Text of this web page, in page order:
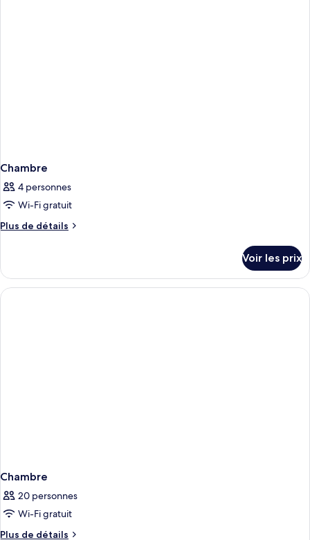
Chambre
4 personnes
Wi-Fi gratuit
Plus de détails
Plus
le
type
de
Voir les prix
Chambre
20 personnes
Wi-Fi gratuit
Plus de détails
Plus